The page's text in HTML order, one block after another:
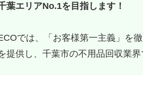
葉エリアNo.1を目指します！
では、「お客様第一主義」を
提供し、千葉市の不用品回収業